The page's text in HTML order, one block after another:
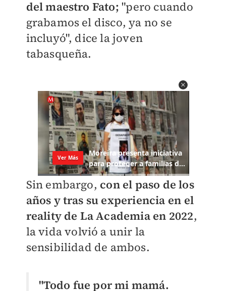
del maestro Fato;"pero cuando
grabamos el disco, ya no se
incluyó", dice la joven
tabasqueña.
Sin embargo, con el paso de los
años y tras su experiencia en el
reality de La Academia en 2022,
la vida volvió a unir la
sensibilidad de ambos.
"Todo fue por mi mamá.